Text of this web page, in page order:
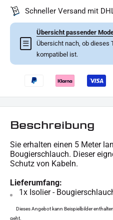
Schneller Versand mit
☰
Übersicht passender
Übersicht nach, ob dieses
kompatibel ist.
Beschreibung
Sie erhalten einen 5 Meter
Bougierschlauch. Dieser
Schutz von Kabeln.
Lieferumfang:
1x Isolier -
Dieses Angebot kann Beispielbilder
geht.